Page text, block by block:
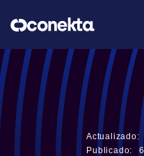
Actualizado:
Publicado:
6